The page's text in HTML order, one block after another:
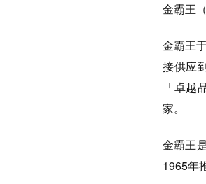
金霸王
金霸王
接供应
「卓
家。
金霸王
1965年